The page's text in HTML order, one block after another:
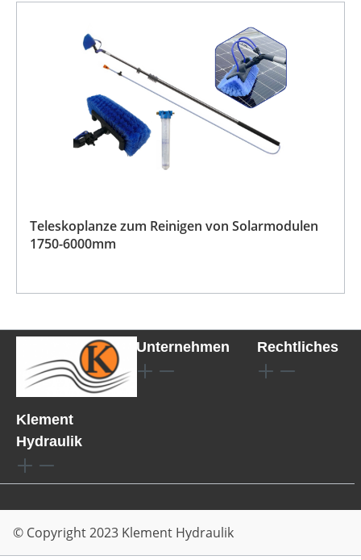
Teleskoplanze zum Reinigen von Solarmodulen
1750-6000mm
Klement
Hydraulik
Unternehmen Rechtliches
© Copyright 2023 Klement Hydraulik